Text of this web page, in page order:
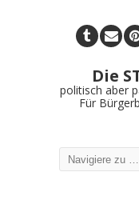
Die
politisch aber
Für